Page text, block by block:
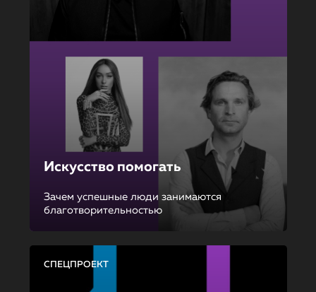
Искусство помогать
Зачем успешные люди занимаются
благотворительностью
СПЕЦПРОЕКТ